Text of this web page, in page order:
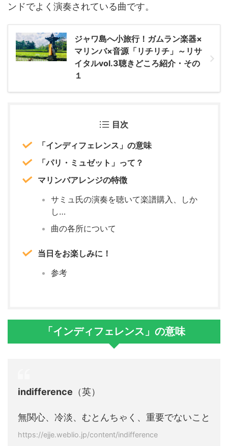
ンドでよく演奏されている曲です。
ジャワ島へ小旅行！ガムラン楽器×
マリンバ×音源「リチリチ」～リサ
イタルvol.3聴きどころ紹介・その
１
目次
「インディフェレンス」の意味
「パリ・ミュゼット」って？
マリンバアレンジの特徴
サミュ氏の演奏を聴いて楽譜購入、しか
し…
曲の各所について
当日をお楽しみに！
参考
「インディフェレンス」の意味
indifference （英）
無関心、冷淡、むとんちゃく、重要でないこと
https://ejje.weblio.jp/content/indifference